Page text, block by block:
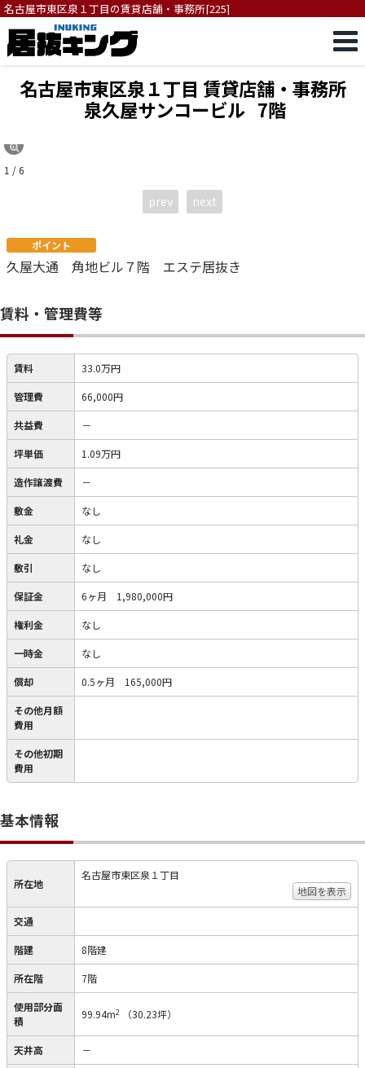
名古屋市東区泉１丁目の賃貸店舗・事務所[225]
名古屋市東区泉１丁目 賃貸店舗・事務所
泉久屋サンコービル 7階
1 / 6
prev next
ポイント
久屋大通 角地ビル７階 エステ居抜き
賃料・管理費等
賃料 33.0万円
管理費 66,000円
共益費 －
坪単価 1.09万円
造作譲渡費 －
敷金 なし
礼金 なし
敷引 なし
保証金 6ヶ月 1,980,000円
権利金 なし
一時金 なし
償却 0.5ヶ月 165,000円
その他月額
費用
その他初期
費用
基本情報
所在地
名古屋市東区泉１丁目
地図を表示
交通
階建 8階建
所在階 7階
使用部分面
積
99.94m2 （30.23坪）
天井高 －